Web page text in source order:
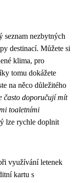
seznam nezbytných
destinací. Můžete si
klima, pro
tomu dokážete
na něco důležitého
často doporučují mít
toaletními
lze rychle doplnit
využívání letenek
kartu s